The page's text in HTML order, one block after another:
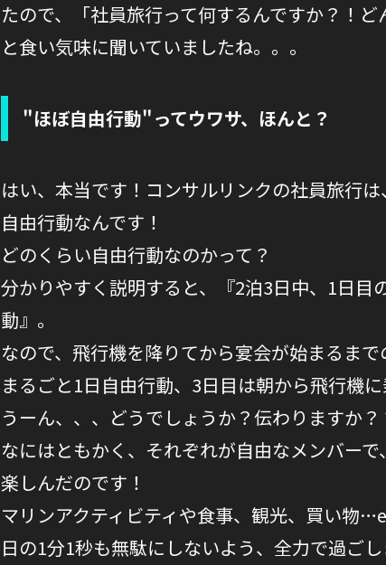
たので、「社員旅行って何するんですか？！ど
と食い気味に聞いていましたね。。。
"ほぼ自由行動"ってウワサ、ほんと？
はい、本当です！コンサルリンクの社員旅行
自由行動なんです！
どのくらい自由行動なのかって？
分かりやすく説明すると、『2泊3日中、1日目
動』。
なので、飛行機を降りてから宴会が始まるま
まるごと1日自由行動、3日目は朝から飛行機に
うーん、、、どうでしょうか？伝わりますか？
なにはともかく、それぞれが自由なメンバー
楽しんだのです！
マリンアクティビティや食事、観光、買い物
日の1分1秒も無駄にしないよう、全力で過ご